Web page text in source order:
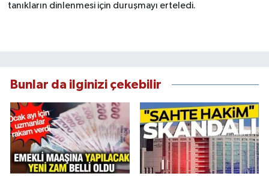
tanıkların dinlenmesi için duruşmayı erteledi.
Bunlar da ilginizi çekebilir